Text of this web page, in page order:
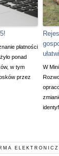
płatności
ponad
w tym
przez
W